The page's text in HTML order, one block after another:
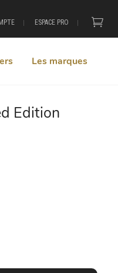
ESPACE PRO
Les marques
+
Edition